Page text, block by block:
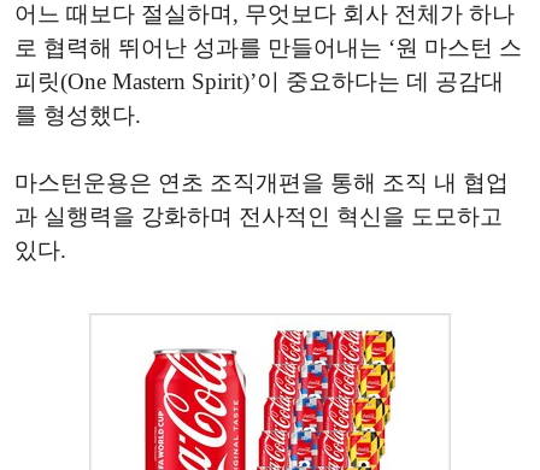
어느 때보다 절실하며, 무엇보다 회사 전체가 하나
로 협력해 뛰어난 성과를 만들어내는 ‘원 마스턴 스
피릿(One Mastern Spirit)’이 중요하다는 데 공감대
를 형성했다.
마스턴운용은 연초 조직개편을 통해 조직 내 협업
과 실행력을 강화하며 전사적인 혁신을 도모하고
있다.